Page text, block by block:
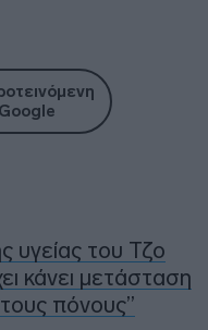
υγείας του Τζο
κάνει μετάσταση
πόνους”